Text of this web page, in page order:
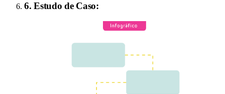
6.Estudo de Caso: